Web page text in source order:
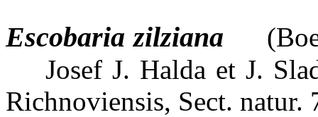
Escobaria zilziana
Josef J. Halda et J.
Richnoviensis, Sect. natur.